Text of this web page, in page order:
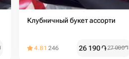
Клубничный букет ассорти
4.81 246 26 190֏27 000֏